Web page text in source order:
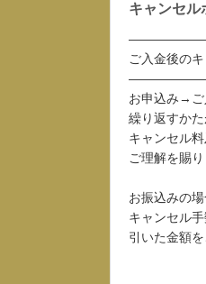
キャンセル
ご入金後の
お申込み→
繰り返すかた
キャンセル
ご理解を賜
お振込みの場
キャンセル
引いた金額